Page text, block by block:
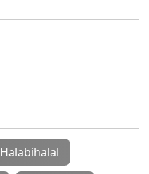
Halabihalal